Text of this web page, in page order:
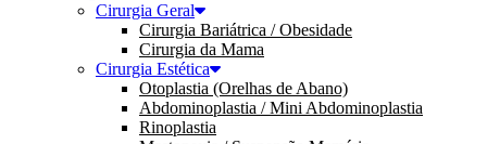
Cirurgia Geral
Cirurgia Bariátrica / Obesidade
Cirurgia da Mama
Cirurgia Estética
Otoplastia (Orelhas de Abano)
Abdominoplastia / Mini Abdominoplastia
Rinoplastia